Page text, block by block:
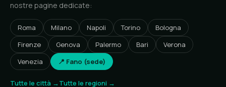
nostre pagine dedicate:
Roma Milano Napoli Torino
Bologna
Firenze
Genova Palermo Bari
Verona
Venezia
📍 Fano (sede)
Tutte le città →Tutte le regioni →